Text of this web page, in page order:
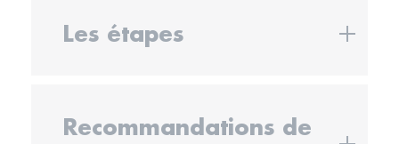
Les étapes
Recommandations de